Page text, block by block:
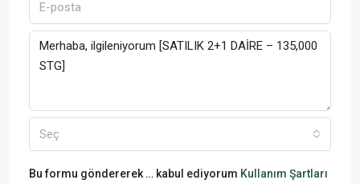
Seç
Bu formu göndererek … kabul ediyorum Kullanım Şartları